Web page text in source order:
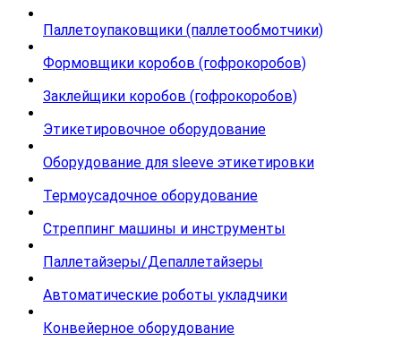
Паллетоупаковщики (паллетообмотчики)
Формовщики коробов (гофрокоробов)
Заклейщики коробов (гофрокоробов)
Этикетировочное оборудование
Оборудование для sleeve этикетировки
Термоусадочное оборудование
Стреппинг машины и инструменты
Паллетайзеры/Депаллетайзеры
Автоматические роботы укладчики
Конвейерное оборудование